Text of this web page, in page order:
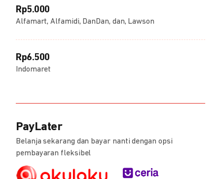
Rp5.000
Alfamart, Alfamidi, DanDan, dan, Lawson
Rp6.500
Indomaret
PayLater
Belanja sekarang dan bayar nanti dengan opsi
pembayaran fleksibel